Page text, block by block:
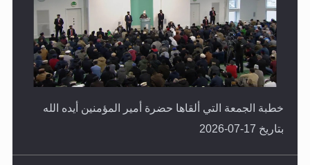
خطبة الجمعة التي ألقاها حضرة أمير المؤمنين أيده الله